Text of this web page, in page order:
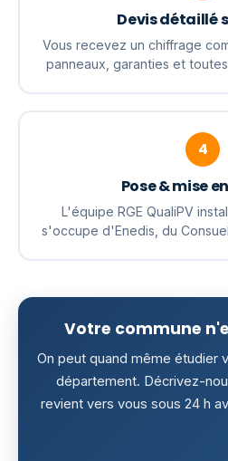
Devis détaillé
Vous recevez un chiffrage
panneaux, garanties et
4
Pose & mise
L'équipe RGE QualiPV
s'occupe d'Enedis, du
Votre commune
On peut quand même étudier
département. Décrivez-
revient vers vous sous 24 h